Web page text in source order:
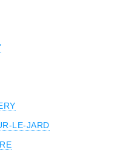
LE-JARD